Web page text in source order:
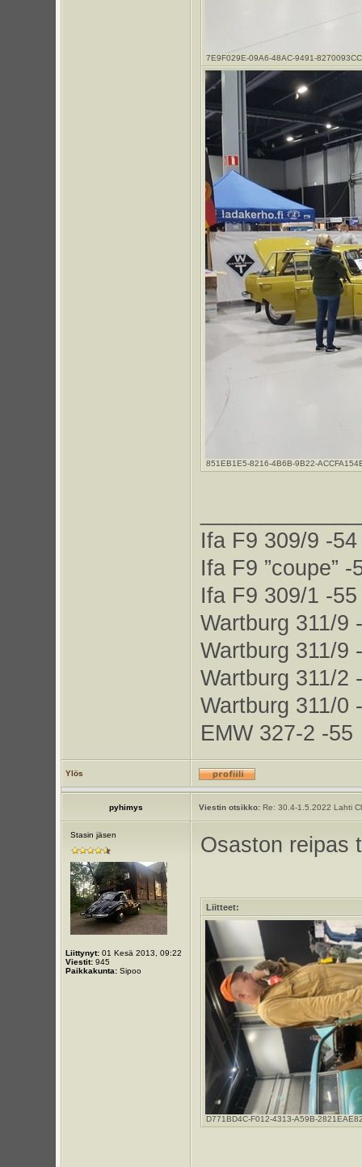
7E9F029E-09A6-48AC-9491-
851EB1E5-8216-4B6B-9B22-
Ifa F9 309/9 -54
Ifa F9 ”coupe” -
Ifa F9 309/1 -55
Wartburg 311/9
Wartburg 311/9
Wartburg 311/2
Wartburg 311/0
EMW 327-2 -55
Ylös
pyhimys Viestin otsikko:Re: 30.4-1.5.2022 Lahti
Stasin jäsen
Liittynyt:01 Kesä 2013, 09:22
Viestit:945
Paikkakunta:Sipoo
Osaston reipas
Liitteet:
D771BD4C-F012-4313-A59B-